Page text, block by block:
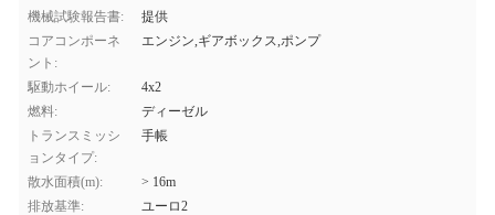
機械試験報告書:
提供
コアコンポーネ
ント:
エンジン,ギアボックス,ポンプ
駆動ホイール:
4x2
燃料:
ディーゼル
トランスミッシ
ョンタイプ:
手帳
散水面積(m):
> 16m
排放基準:
ユーロ2